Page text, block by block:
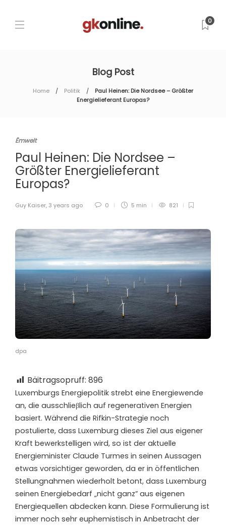
0
Blog Post
Home Politik
Paul Heinen: Die Nordsee – Größter
Energielieferant Europas?
Ëmwelt
Paul Heinen: Die Nordsee –
Größter Energielieferant
Europas?
Guy Kaiser, 3 years ago 0 5 min 821
dpa
Bäitragsopruff: 896
Luxemburgs Energiepolitik strebt eine Energiewende
an, die ausschlieβlich auf regenerativen Energien
basiert. Während die Rifkin-Strategie noch
postulierte, dass Luxemburg dieses Ziel aus eigener
Kraft bewerkstelligen wird, so ist der aktuelle
Energieminister Claude Turmes in seinen Aussagen
etwas vorsichtiger geworden, da er in öffentlichen
Stellungnahmen wiederholt betont, dass Luxemburg
seinen Energiebedarf „nicht ganz” aus eigenen
Energiequellen abdecken kann. Diese Formulierung ist
immer noch sehr euphemistisch in Anbetracht der